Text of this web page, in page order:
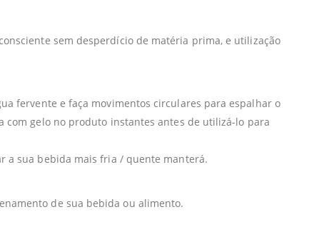
sem desperdício de matéria prima, e utilização
fervente e faça movimentos circulares para espalhar o
com gelo no produto instantes antes de utilizá-lo para
a sua bebida mais fria / quente manterá.
de sua bebida ou alimento.